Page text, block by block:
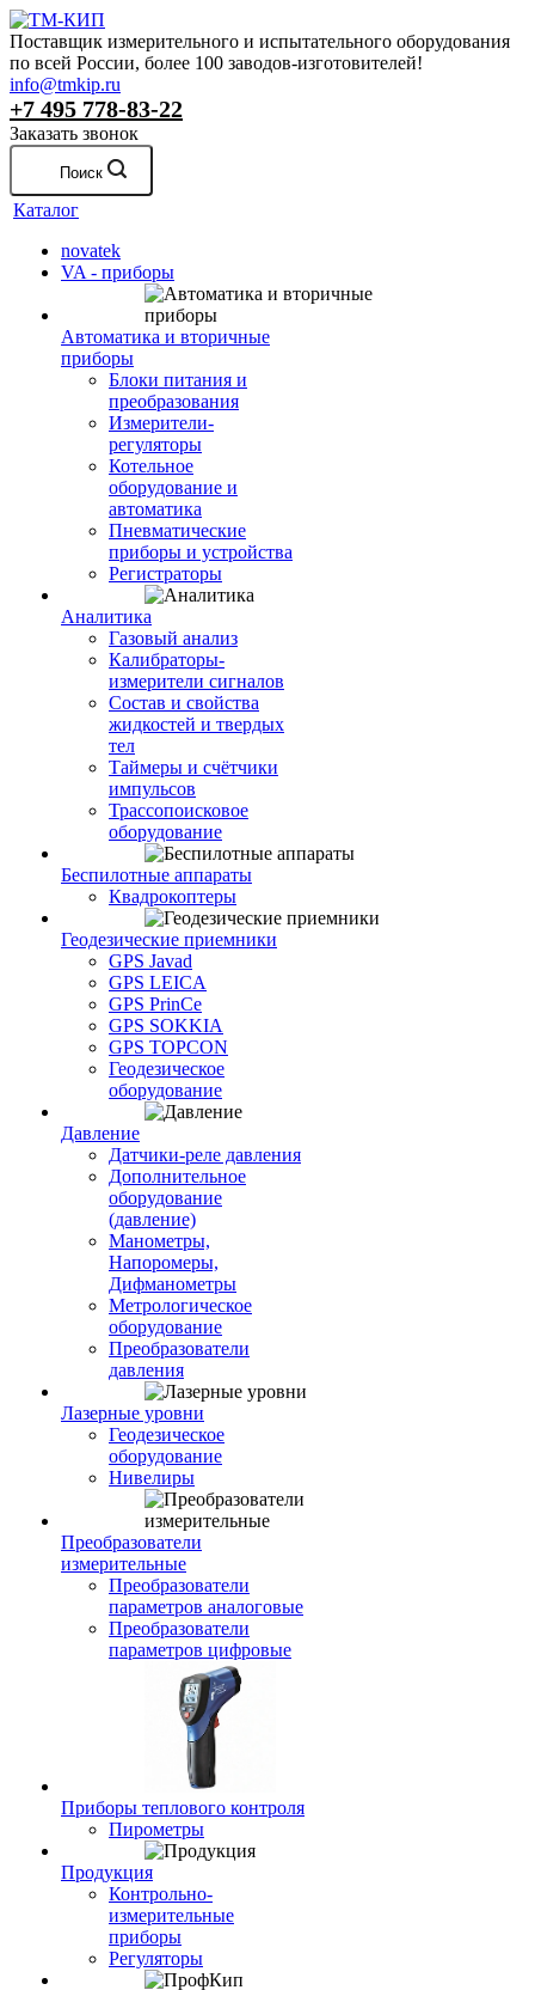
Поставщик измерительного и испытательного оборудования
по всей России, более 100 заводов-изготовителей!
info@tmkip.ru
+7 495 778-83-22
Заказать звонок
Поиск
Каталог
novatek
VA - приборы
Автоматика и вторичные
приборы
Блоки питания и
преобразования
Измерители-
регуляторы
Котельное
оборудование и
автоматика
Пневматические
приборы и устройства
Регистраторы
Аналитика
Газовый анализ
Калибраторы-
измерители сигналов
Состав и свойства
жидкостей и твердых
тел
Таймеры и счётчики
импульсов
Трассопоисковое
оборудование
Беспилотные аппараты
Квадрокоптеры
Геодезические приемники
GPS Javad
GPS LEICA
GPS PrinCe
GPS SOKKIA
GPS TOPCON
Геодезическое
оборудование
Давление
Датчики-реле давления
Дополнительное
оборудование
(давление)
Манометры,
Напоромеры,
Дифманометры
Метрологическое
оборудование
Преобразователи
давления
Лазерные уровни
Геодезическое
оборудование
Нивелиры
Преобразователи
измерительные
Преобразователи
параметров аналоговые
Преобразователи
параметров цифровые
Приборы теплового контроля
Пирометры
Продукция
Контрольно-
измерительные
приборы
Регуляторы